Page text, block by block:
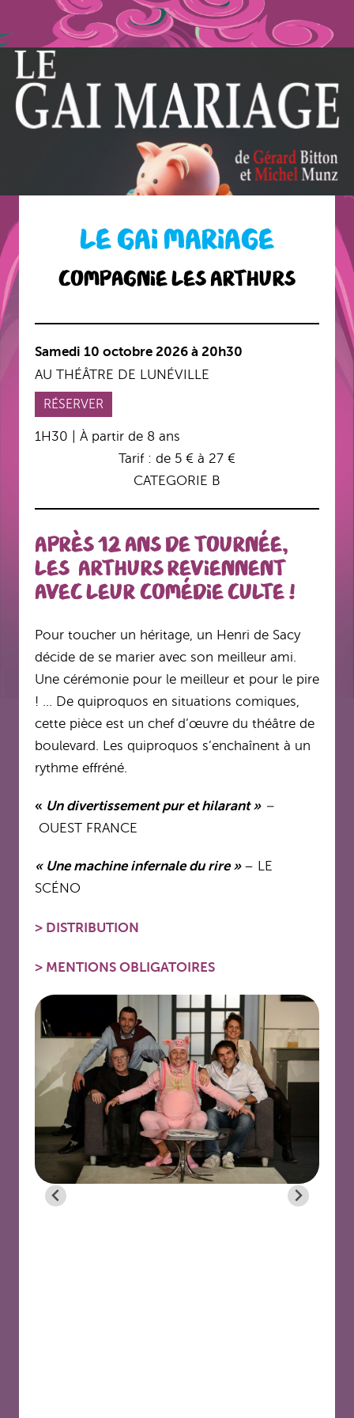
LE GAI MARIAGE
Compagnie Les Arthurs
Samedi 10 octobre 2026 à 20h30
AU THÉÂTRE DE LUNÉVILLE
RÉSERVER
1H30 | À partir de 8 ans
Tarif : de 5 € à 27 €
CATEGORIE B
Après 12 ans de tournée,
Les Arthurs reviennent
avec leur comédie culte !
Pour toucher un héritage, un Henri de Sacy
décide de se marier avec son meilleur ami.
Une cérémonie pour le meilleur et pour le pire
! … De quiproquos en situations comiques,
cette pièce est un chef d’œuvre du théâtre de
boulevard. Les quiproquos s’enchaînent à un
rythme effréné.
« Un divertissement pur et hilarant »–
OUEST FRANCE
« Une machine infernale du rire » – LE
SCÉNO
> DISTRIBUTION
> MENTIONS OBLIGATOIRES